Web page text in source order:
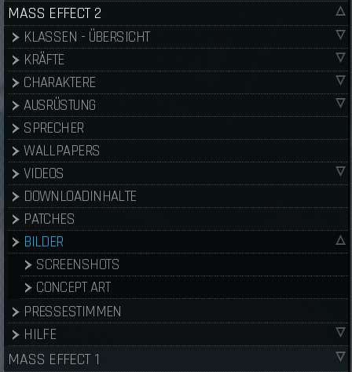
MASS EFFECT 2
KLASSEN - ÜBERSICHT
KRÄFTE
CHARAKTERE
AUSRÜSTUNG
SPRECHER
WALLPAPERS
VIDEOS
DOWNLOADINHALTE
PATCHES
BILDER
SCREENSHOTS
CONCEPT ART
PRESSESTIMMEN
HILFE
MASS EFFECT 1